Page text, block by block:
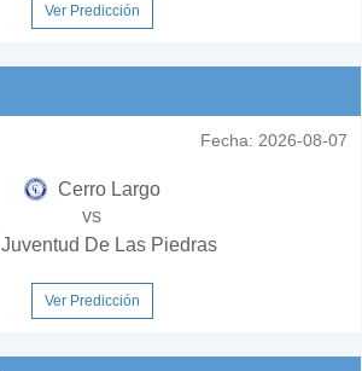
Ver Predicción
Fecha: 2026-08-07
Cerro Largo
vs
Juventud De Las Piedras
Ver Predicción